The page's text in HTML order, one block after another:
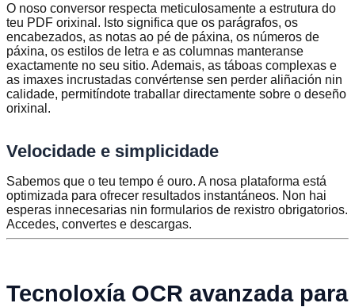
O noso conversor respecta meticulosamente a estrutura do
teu PDF orixinal. Isto significa que os parágrafos, os
encabezados, as notas ao pé de páxina, os números de
páxina, os estilos de letra e as columnas manteranse
exactamente no seu sitio. Ademais, as táboas complexas e
as imaxes incrustadas convértense sen perder aliñación nin
calidade, permitíndote traballar directamente sobre o deseño
orixinal.
Velocidade e simplicidade
Sabemos que o teu tempo é ouro. A nosa plataforma está
optimizada para ofrecer resultados instantáneos. Non hai
esperas innecesarias nin formularios de rexistro obrigatorios.
Accedes, convertes e descargas.
Tecnoloxía OCR avanzada para